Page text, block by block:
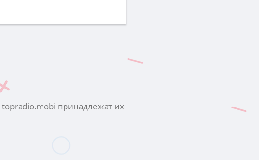
topradio.mobi принадлежат их